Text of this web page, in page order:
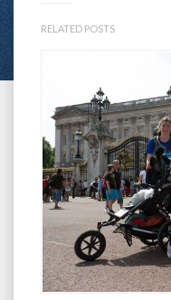
RELATED POSTS